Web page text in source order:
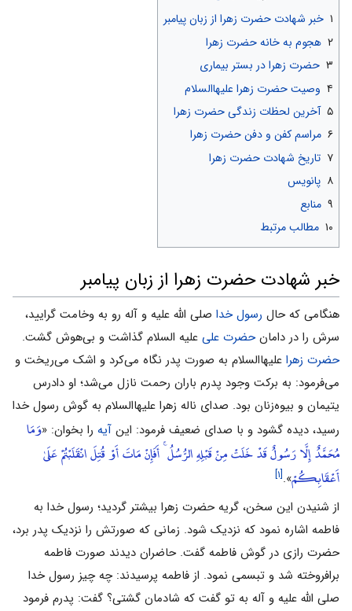
۱ خبر شهادت حضرت زهرا از زبان پیامبر
۲ هجوم به خانه حضرت زهرا
۳ حضرت زهرا در بستر بیماری
۴ وصیت حضرت زهرا علیهاالسلام
۵ آخرین لحظات زندگى حضرت زهرا
۶ مراسم کفن و دفن حضرت زهرا
۷ تاریخ شهادت حضرت زهرا
۸ پانویس
۹ منابع
۱۰ مطالب مرتبط
خبر شهادت حضرت زهرا از زبان پیامبر
هنگامی که حال رسول خدا صلی الله علیه و آله رو به وخامت گرایید،
سرش را در دامانحضرت على علیه السلام گذاشت و بی‌هوش گشت.
حضرت زهرا علیهاالسلام به صورت پدر نگاه می‌‌کرد و اشک می‌‌ریخت و
می‌‌فرمود: به برکت وجود پدرم باران رحمت نازل می‌‌شد؛ او دادرس
یتیمان و بیوه‌زنان بود. صداى ناله زهرا علیهاالسلام به گوش رسول خدا
رسید، دیده گشود و با صداى ضعیف فرمود: این آیه را بخوان: «وَمَا
مُحَمَّدٌ إِلَّا رَسُولٌ قَدْ خَلَتْ مِنْ قَبْلِهِ الرُّسُلُ ۚ أَفَإِنْ مَاتَ أَوْ قُتِلَ انْقَلَبْتُمْ عَلَىٰ
أَعْقَابِكُمْ».[۱]
از شنیدن این سخن، گریه حضرت زهرا بیشتر گردید؛ رسول خدا به
فاطمه اشاره نمود که نزدیک شود. زمانى که صورتش را نزدیک پدر برد،
حضرت رازى در گوش فاطمه گفت. حاضران دیدند صورت فاطمه
برافروخته شد و تبسمی ‌‌نمود. از فاطمه پرسیدند: چه چیز رسول خدا
صلی الله علیه و آله به تو گفت که شادمان گشتى؟ گفت: پدرم فرمود